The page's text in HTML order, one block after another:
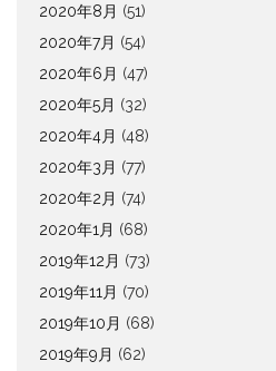
2020年8月 (51)
2020年7月 (54)
2020年6月 (47)
2020年5月 (32)
2020年4月 (48)
2020年3月 (77)
2020年2月 (74)
2020年1月 (68)
2019年12月 (73)
2019年11月 (70)
2019年10月 (68)
2019年9月 (62)